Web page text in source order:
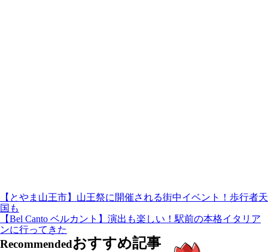
【とやま山王市】山王祭に開催される街中イベント！歩行者天
国も
【Bel Canto ベルカント】演出も楽しい！駅前の本格イタリア
ンに行ってきた
Recommendedおすすめ記事